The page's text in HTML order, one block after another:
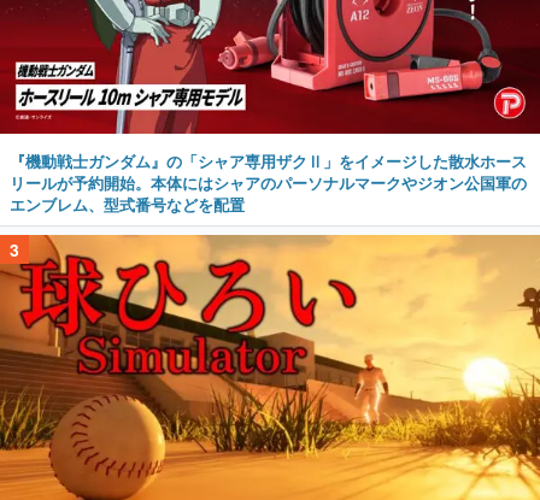
『機動戦士ガンダム』の「シャア専用ザクⅡ」をイメージした散水ホース
リールが予約開始。本体にはシャアのパーソナルマークやジオン公国軍の
エンブレム、型式番号などを配置
3